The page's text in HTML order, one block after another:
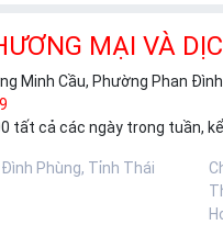
MẠI VÀ
Minh Cầu, Phường Phan
tất cả các ngày trong tuần,
Đình Phùng, Tỉnh Thái